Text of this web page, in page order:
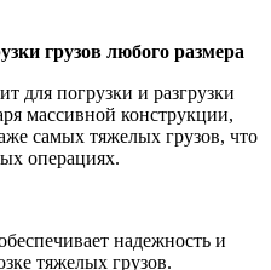
грузов любого размера
для погрузки и разгрузки
массивной конструкции,
самых тяжелых грузов, что
операциях.
надежность и
тяжелых грузов.